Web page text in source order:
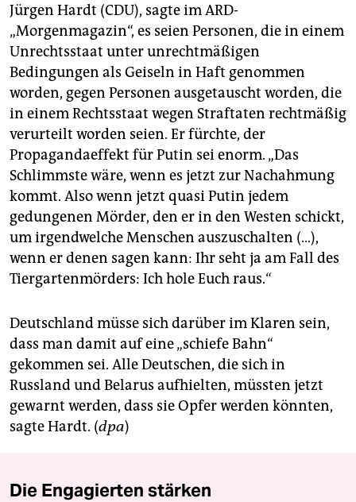
Jürgen Hardt (CDU), sagte im ARD-
„Morgenmagazin“, es seien Personen, die in einem
Unrechtsstaat unter unrechtmäßigen
Bedingungen als Geiseln in Haft genommen
worden, gegen Personen ausgetauscht worden, die
in einem Rechtsstaat wegen Straftaten rechtmäßig
verurteilt worden seien. Er fürchte, der
Propagandaeffekt für Putin sei enorm. „Das
Schlimmste wäre, wenn es jetzt zur Nachahmung
kommt. Also wenn jetzt quasi Putin jedem
gedungenen Mörder, den er in den Westen schickt,
um irgendwelche Menschen auszuschalten (…),
wenn er denen sagen kann: Ihr seht ja am Fall des
Tiergartenmörders: Ich hole Euch raus.“
Deutschland müsse sich darüber im Klaren sein,
dass man damit auf eine „schiefe Bahn“
gekommen sei. Alle Deutschen, die sich in
Russland und Belarus aufhielten, müssten jetzt
gewarnt werden, dass sie Opfer werden könnten,
sagte Hardt. (dpa)
Die Engagierten stärken